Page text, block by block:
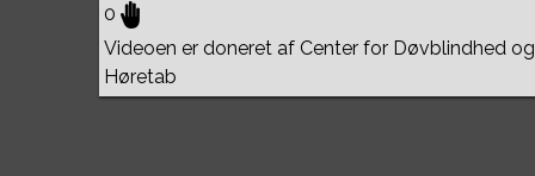
0
Videoen er doneret af Center for Døvblindhed og
Høretab